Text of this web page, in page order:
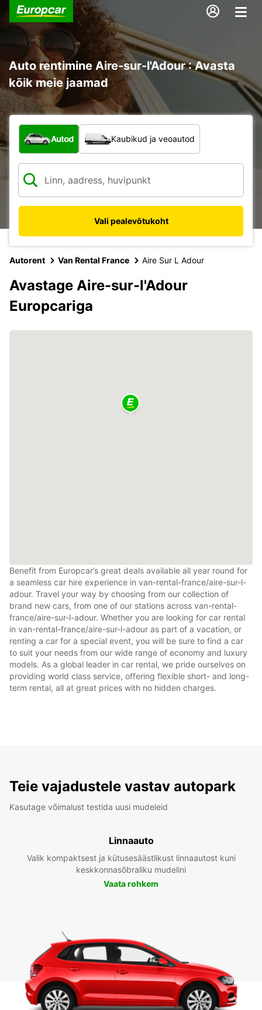
Auto rentimine Aire-sur-l'Adour : Avasta
kõik meie jaamad
Mis tüüpi sõiduk?
Autod Kaubikud ja veoautod
Vali pealevõtukoht
Autorent Van Rental France Aire Sur L Adour
Avastage Aire-sur-l'Adour
Europcariga
Benefit from Europcar’s great deals available all year round for
a seamless car hire experience in van-rental-france/aire-sur-l-
adour. Travel your way by choosing from our collection of
brand new cars, from one of our stations across van-rental-
france/aire-sur-l-adour. Whether you are looking for car rental
in van-rental-france/aire-sur-l-adour as part of a vacation, or
renting a car for a special event, you will be sure to find a car
to suit your needs from our wide range of economy and luxury
models. As a global leader in car rental, we pride ourselves on
providing world class service, offering flexible short- and long-
term rental, all at great prices with no hidden charges.
Teie vajadustele vastav autopark
Kasutage võimalust testida uusi mudeleid
Linnaauto
Valik kompaktsest ja kütusesäästlikust linnaautost kuni
keskkonnasõbraliku mudelini
Vaata rohkem